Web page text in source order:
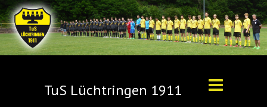
TuS Lüchtringen 1911